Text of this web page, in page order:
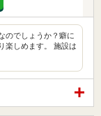
のでしょうか？癖に
楽しめます。 施設は